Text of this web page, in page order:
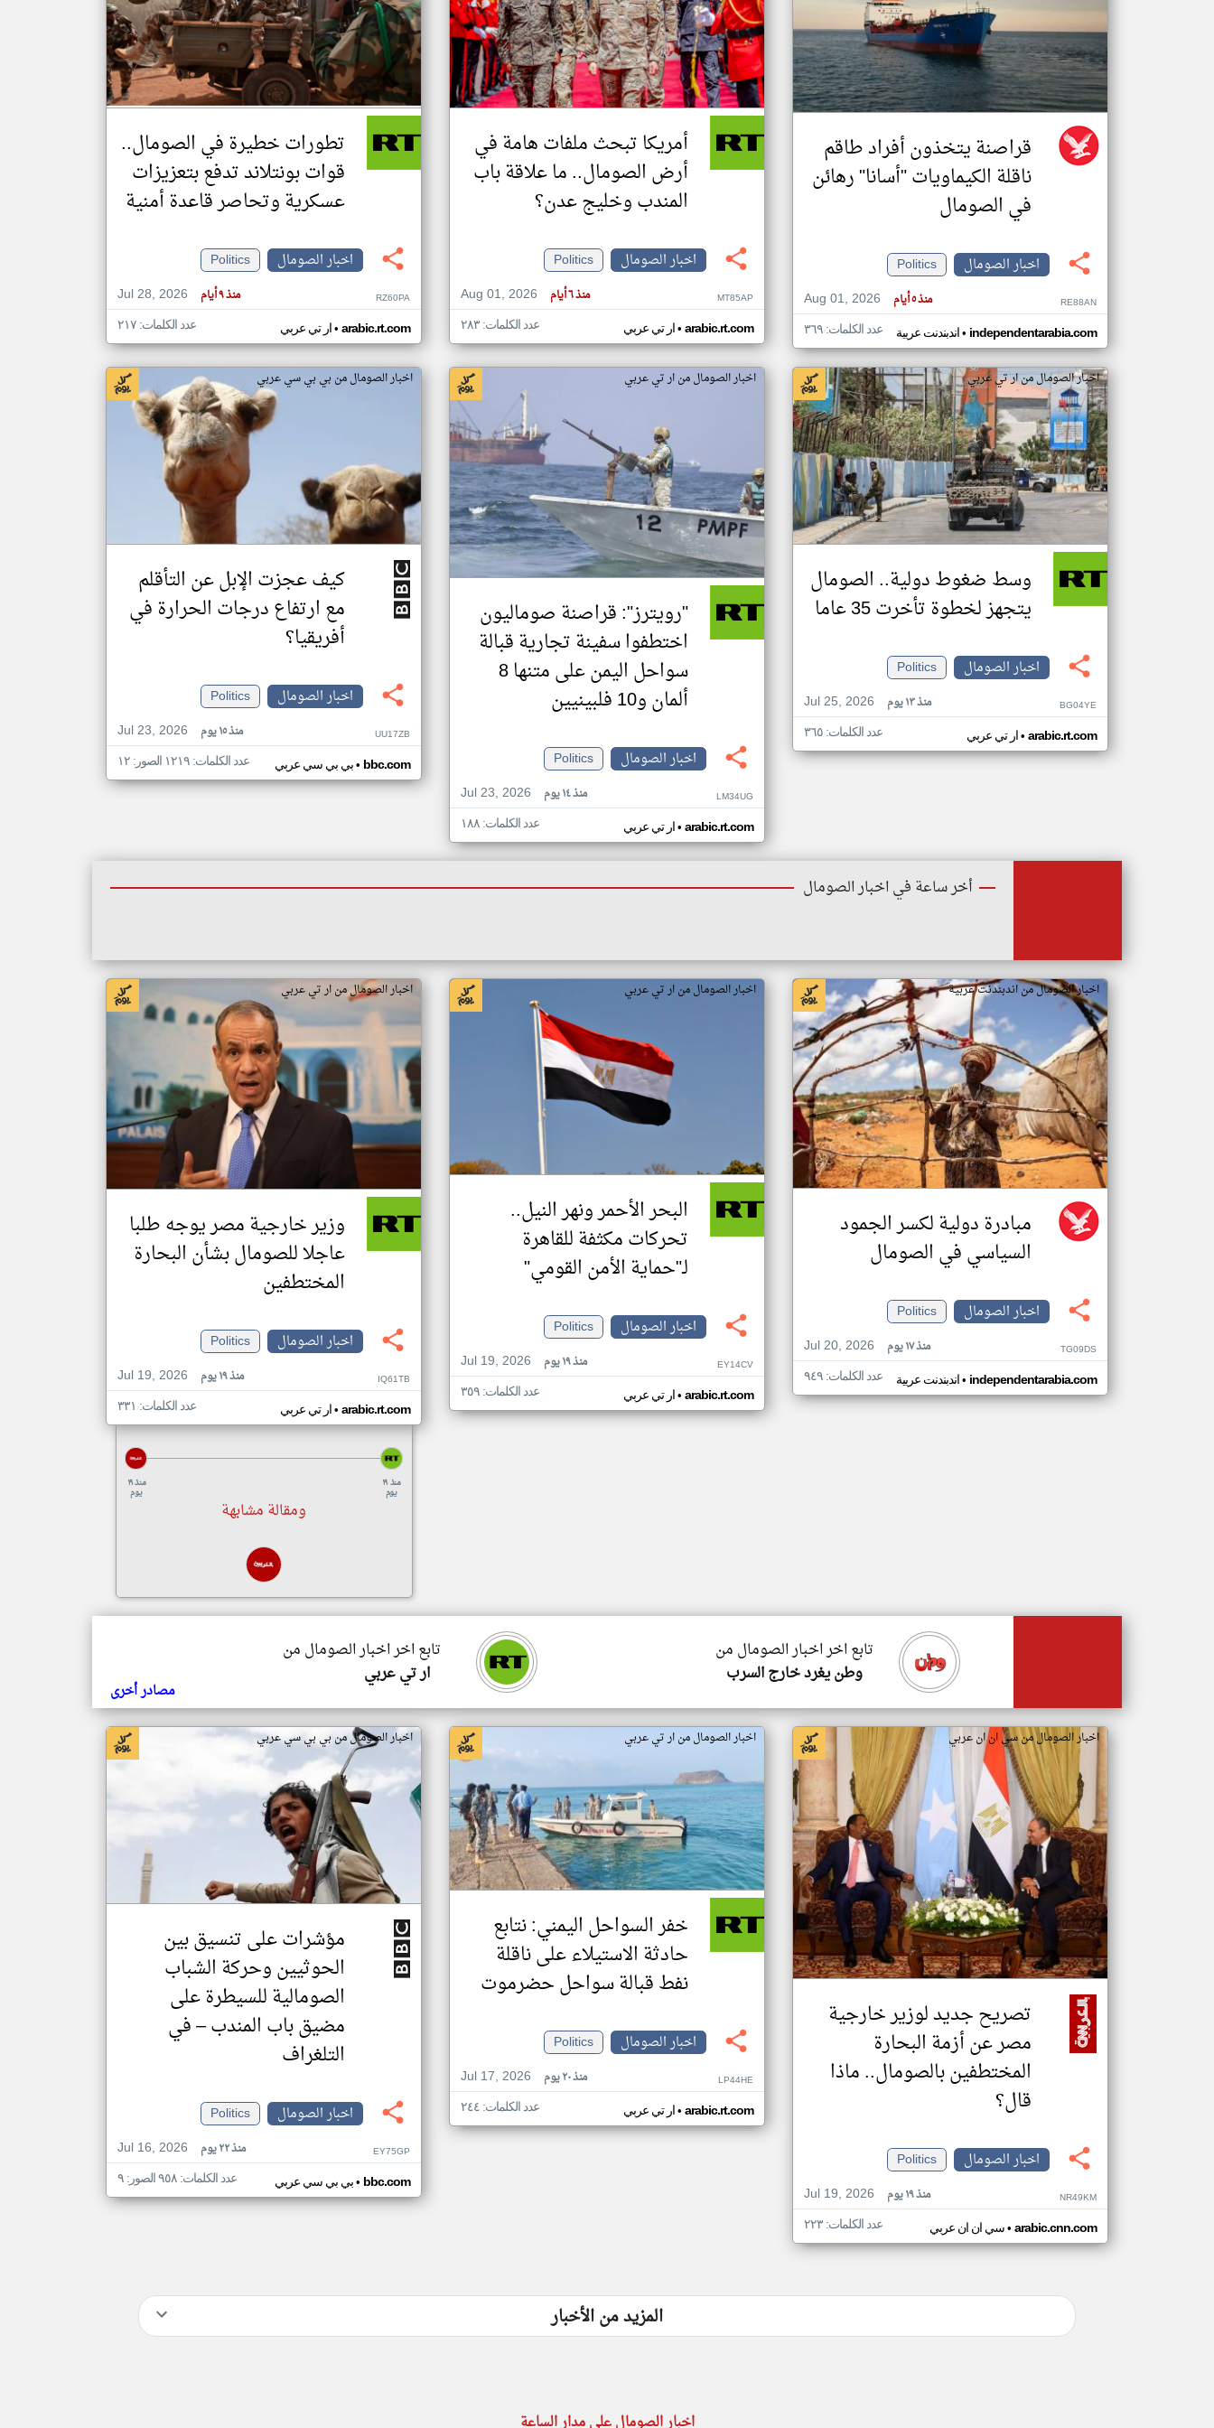
تغيير الدولة
مصادر الأخبار من الصومال
اخبار الصومال على مدار الساعة
أهم اخبار الصومال العاجلة والمباشرة
قراصنة يتخذون أفراد طاقم
ناقلة الكيماويات "أسانا" رهائن
في الصومال
اخبار الصومال
Politics
Aug 01, 2026
منذ ٥ أيام RE88AN
اندبندنت عربية• independentarabia.com عدد الكلمات: ٣٦٩
أمريكا تبحث ملفات هامة في
أرض الصومال.. ما علاقة باب
المندب وخليج عدن؟
اخبار الصومال
Politics
Aug 01, 2026
منذ ٦ أيام MT85AP
ار تي عربي• arabic.rt.com عدد الكلمات: ٢٨٣
تطورات خطيرة في الصومال..
قوات بونتلاند تدفع بتعزيزات
عسكرية وتحاصر قاعدة أمنية
اخبار الصومال
Politics
Jul 28, 2026
منذ ٩ أيام RZ60PA
ار تي عربي• arabic.rt.com عدد الكلمات: ٢١٧
اخبار الصومال من ار تي عربي
وسط ضغوط دولية.. الصومال
يتجهز لخطوة تأخرت 35 عاما
اخبار الصومال
Politics
Jul 25, 2026
منذ ١٣ يوم BG04YE
ار تي عربي• arabic.rt.com عدد الكلمات: ٣٦٥
اخبار الصومال من ار تي عربي
"رويترز": قراصنة صوماليون
اختطفوا سفينة تجارية قبالة
سواحل اليمن على متنها 8
ألمان و10 فلبينيين
اخبار الصومال
Politics
Jul 23, 2026
منذ ١٤ يوم LM34UG
ار تي عربي• arabic.rt.com عدد الكلمات: ١٨٨
اخبار الصومال من بي بي سي عربي
كيف عجزت الإبل عن التأقلم
مع ارتفاع درجات الحرارة في
أفريقيا؟
اخبار الصومال
Politics
Jul 23, 2026
منذ ١٥ يوم UU17ZB
بي بي سي عربي• bbc.com عدد الكلمات: ١٢١٩ الصور: ١٢
أخر ساعة في اخبار الصومال
اخبار الصومال من اندبندنت عربية
مبادرة دولية لكسر الجمود
السياسي في الصومال
اخبار الصومال
Politics
Jul 20, 2026
منذ ١٧ يوم TG09DS
اندبندنت عربية• independentarabia.com عدد الكلمات: ٩٤٩
اخبار الصومال من ار تي عربي
البحر الأحمر ونهر النيل..
تحركات مكثفة للقاهرة
لـ"حماية الأمن القومي"
اخبار الصومال
Politics
Jul 19, 2026
منذ ١٩ يوم EY14CV
ار تي عربي• arabic.rt.com عدد الكلمات: ٣٥٩
اخبار الصومال من ار تي عربي
وزير خارجية مصر يوجه طلبا
عاجلا للصومال بشأن البحارة
المختطفين
اخبار الصومال
Politics
Jul 19, 2026
منذ ١٩ يوم IQ61TB
ار تي عربي• arabic.rt.com عدد الكلمات: ٣٣١
منذ ١٩
يوم
منذ ١٩
يوم
ومقالة مشابهة
تابع اخر اخبار الصومال من
ار تي عربي
تابع اخر اخبار الصومال من
وطن يغرد خارج السرب
مصادر أخرى
اخبار الصومال من سي ان ان عربي
تصريح جديد لوزير خارجية
مصر عن أزمة البحارة
المختطفين بالصومال.. ماذا
قال؟
اخبار الصومال
Politics
Jul 19, 2026
منذ ١٩ يوم NR49KM
سي ان ان عربي• arabic.cnn.com عدد الكلمات: ٢٢٣
اخبار الصومال من ار تي عربي
خفر السواحل اليمني: نتابع
حادثة الاستيلاء على ناقلة
نفط قبالة سواحل حضرموت
اخبار الصومال
Politics
Jul 17, 2026
منذ ٢٠ يوم LP44HE
ار تي عربي• arabic.rt.com عدد الكلمات: ٢٤٤
اخبار الصومال من بي بي سي عربي
مؤشرات على تنسيق بين
الحوثيين وحركة الشباب
الصومالية للسيطرة على
مضيق باب المندب – في
التلغراف
اخبار الصومال
Politics
Jul 16, 2026
منذ ٢٢ يوم EY75GP
بي بي سي عربي• bbc.com عدد الكلمات: ٩٥٨ الصور: ٩
المزيد من الأخبار
klyoum.com